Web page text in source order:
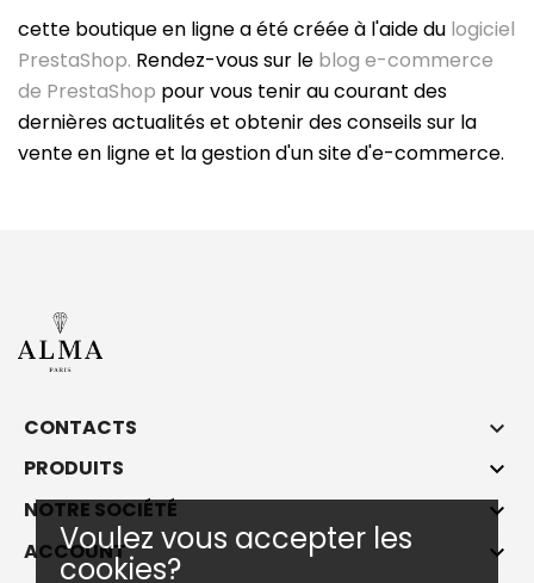
Voulez vous accepter les
cookies?
cette boutique en ligne a été créée à l'aide du logiciel
PrestaShop. Rendez-vous sur le blog e-commerce
de PrestaShop pour vous tenir au courant des
dernières actualités et obtenir des conseils sur la
vente en ligne et la gestion d'un site d'e-commerce.
CONTACTS 
PRODUITS 
NOTRE SOCIÉTÉ 
ACCOUNT 